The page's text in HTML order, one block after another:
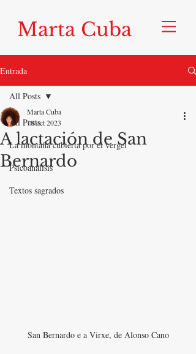
Marta Cuba
Entrada
All Posts
La montaña cubierta por el vergel
Psicoanálisis
Textos sagrados
All Posts
A lactación de San
Bernardo
Marta Cuba
18 oct 2023
San Bernardo e a Virxe, de Alonso Cano